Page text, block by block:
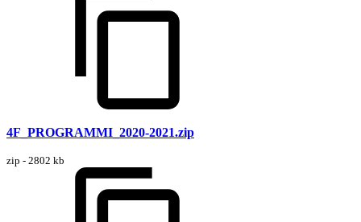
4F_PROGRAMMI_2020-2021.zip
zip - 2802 kb